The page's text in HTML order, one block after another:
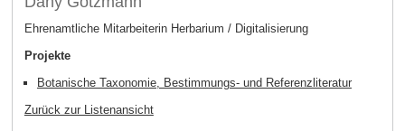
Ehrenamtliche Mitarbeiterin Herbarium / Digitalisierung
Projekte
Botanische Taxonomie, Bestimmungs- und Referenzliteratur
Zurück zur Listenansicht